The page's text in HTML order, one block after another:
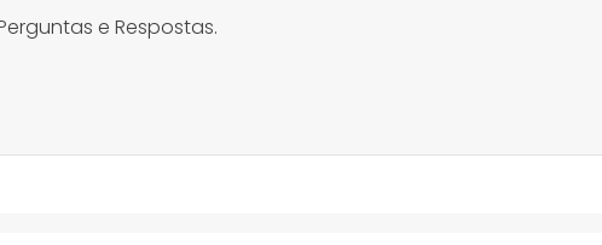
e Respostas.